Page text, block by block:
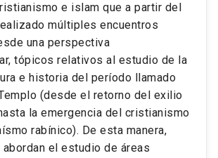
e islam que a partir del
múltiples encuentros
una perspectiva
tópicos relativos al estudio de la
e historia del período llamado
(desde el retorno del exilio
la emergencia del cristianismo
rabínico). De esta manera,
el estudio de áreas